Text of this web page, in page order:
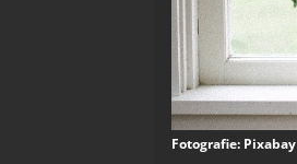
Fotografie: Pixabay